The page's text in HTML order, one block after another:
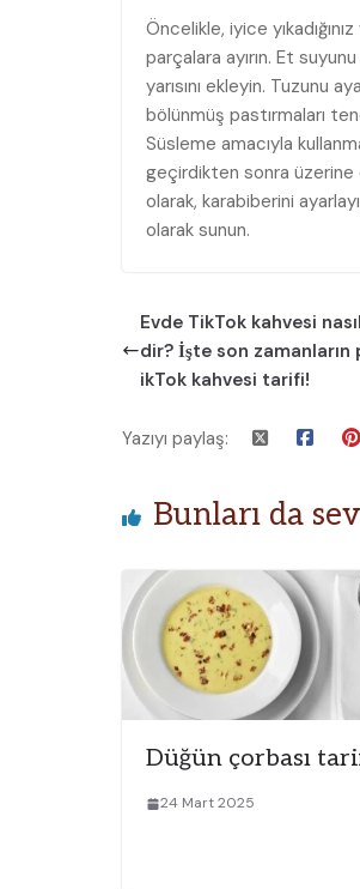
Öncelikle, iyice
parçalara ayırın. Et
yarısını ekleyin. Tuzunu
bölünmüş pastırmaları
Süsleme amacıyla
geçirdikten sonra üzerine
olarak, karabiberini
olarak sunun.
Evde TikTok kahvesi
dir? İşte son
ikTok kahvesi tarifi!
Yazıyı paylaş:
Bunları da
Düğün çorbası
24 Mart 2025